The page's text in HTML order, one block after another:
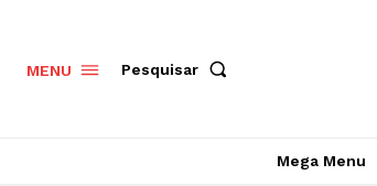
MENU Pesquisar
Mega Menu